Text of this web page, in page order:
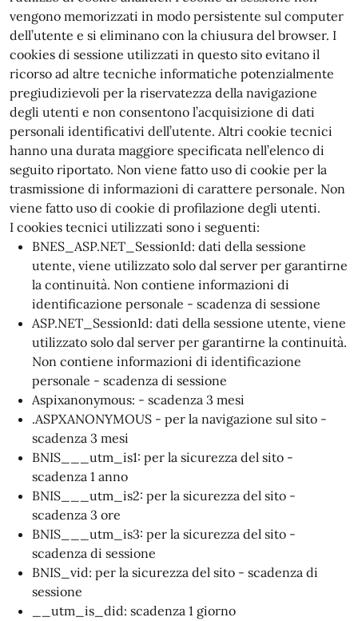
vengono memorizzati in modo persistente sul computer
dell’utente e si eliminano con la chiusura del browser. I
cookies di sessione utilizzati in questo sito evitano il
ricorso ad altre tecniche informatiche potenzialmente
pregiudizievoli per la riservatezza della navigazione
degli utenti e non consentono l’acquisizione di dati
personali identificativi dell’utente. Altri cookie tecnici
hanno una durata maggiore specificata nell’elenco di
seguito riportato. Non viene fatto uso di cookie per la
trasmissione di informazioni di carattere personale. Non
viene fatto uso di cookie di profilazione degli utenti.
I cookies tecnici utilizzati sono i seguenti:
BNES_ASP.NET_SessionId: dati della sessione
utente, viene utilizzato solo dal server per garantirne
la continuità. Non contiene informazioni di
identificazione personale - scadenza di sessione
ASP.NET_SessionId: dati della sessione utente, viene
utilizzato solo dal server per garantirne la continuità.
Non contiene informazioni di identificazione
personale - scadenza di sessione
Aspixanonymous: - scadenza 3 mesi
.ASPXANONYMOUS - per la navigazione sul sito -
scadenza 3 mesi
BNIS___utm_is1: per la sicurezza del sito -
scadenza 1 anno
BNIS___utm_is2: per la sicurezza del sito -
scadenza 3 ore
BNIS___utm_is3: per la sicurezza del sito -
scadenza di sessione
BNIS_vid: per la sicurezza del sito - scadenza di
sessione
__utm_is_did: scadenza 1 giorno